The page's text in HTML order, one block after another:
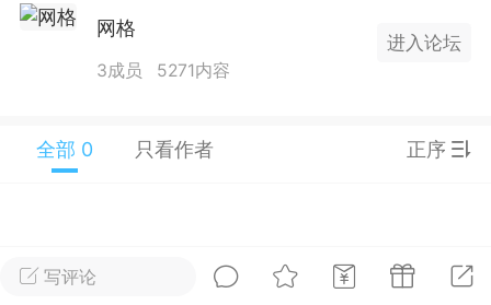
#狼行天下 # 黄金
3.4k
EA 增加货币版EA
写评论
网格
3成员 5271内容
进入论坛
全部 0 只看作者 正序